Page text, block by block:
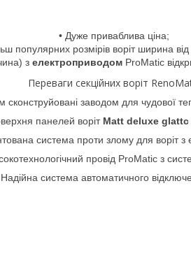
• Дуже приваблива ціна;
популярних розмірів воріт ширина
з електроприводом ProMatic
Переваги секційних воріт
заводом для чудової
панелей воріт Matt deluxe
система проти злому для воріт з
провід ProMatic з
система автоматичного